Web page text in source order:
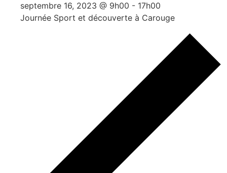
septembre 16, 2023 @ 9h00 - 17h00
Journée Sport et découverte à Carouge